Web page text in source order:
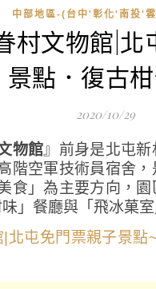
中部地區-(台中'彰化'南投'
村文物館|
景點．復古
2020/10/29
物館』前身是北屯
階空軍技術員宿舍
食」為主要方向，
」餐廳與「飛冰菓室